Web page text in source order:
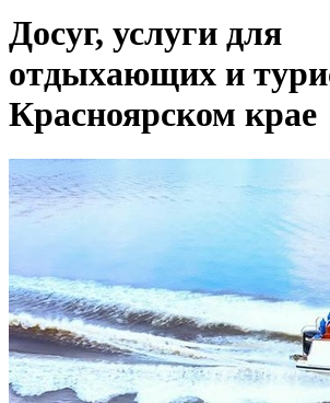
Досуг, услуги для
отдыхающих и
Красноярском крае